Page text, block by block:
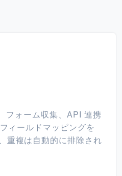
フォーム収集、API 連携
ィールドマッピングを
重複は自動的に排除され